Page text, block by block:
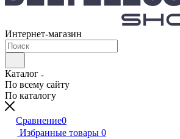
Интернет-магазин
Каталог
По всему сайту
По каталогу
Сравнение0
Избранные товары 0